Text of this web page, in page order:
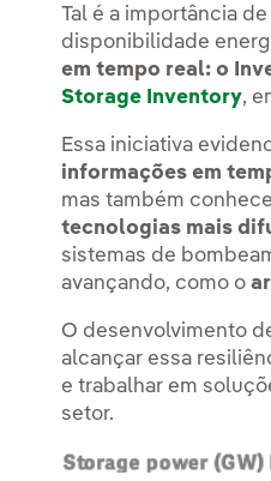
Tal é a importância
disponibilidade
em tempo real: o
Storage Inventory,
Essa iniciativa
informações em
mas também
tecnologias mais
sistemas de
avançando, como o
O desenvolvimento
alcançar essa
e trabalhar em
setor.